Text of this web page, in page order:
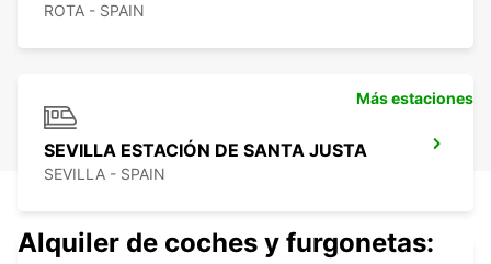
ROTA - SPAIN
SEVILLA ESTACIÓN DE SANTA JUSTA
SEVILLA - SPAIN
Más estaciones
Alquiler de coches y furgonetas: